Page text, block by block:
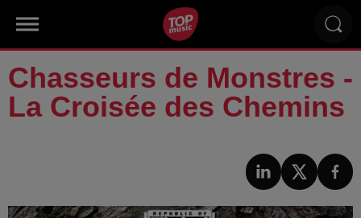
Chasseurs de Monstres -
La Croisée des Chemins